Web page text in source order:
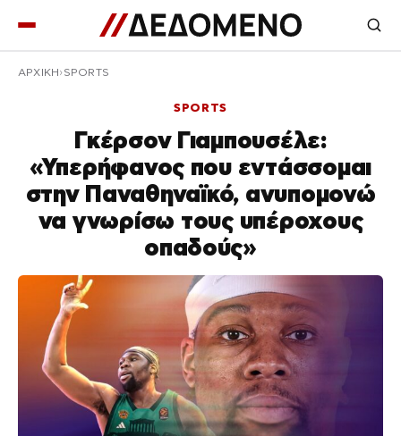
ΑΡΧΙΚΉ SPORTS
SPORTS
Γκέρσον Γιαμπουσέλε:
«Υπερήφανος που εντάσσομαι
στην Παναθηναϊκό, ανυπομονώ
να γνωρίσω τους υπέροχους
οπαδούς»